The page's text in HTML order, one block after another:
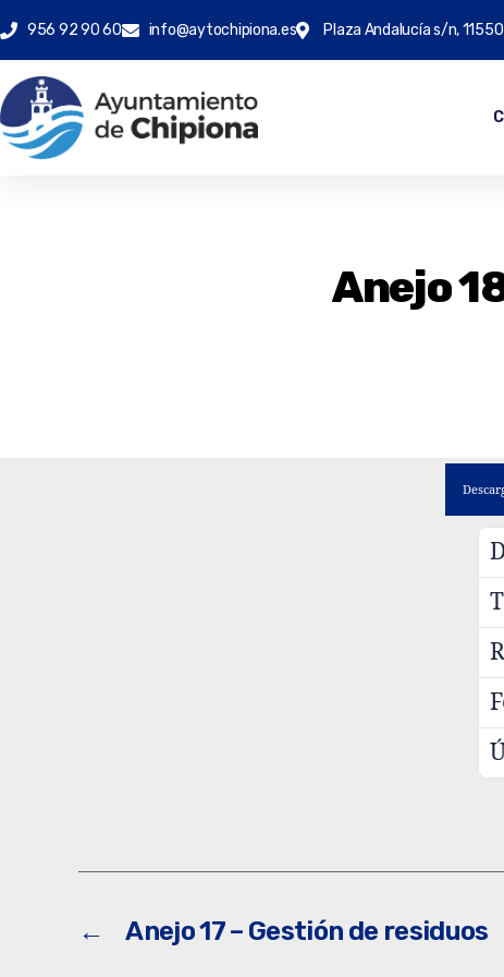
956 92 90 60 info@aytochipiona.es Plaza Andalucía s/n,
Anejo
← Anejo 17 – Gestión de residuos